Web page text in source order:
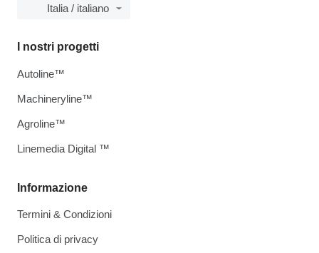
Italia / italiano
Informazione
Termini & Condizioni
Politica di privacy
I nostri progetti
Autoline™
Machineryline™
Agroline™
Linemedia Digital ™